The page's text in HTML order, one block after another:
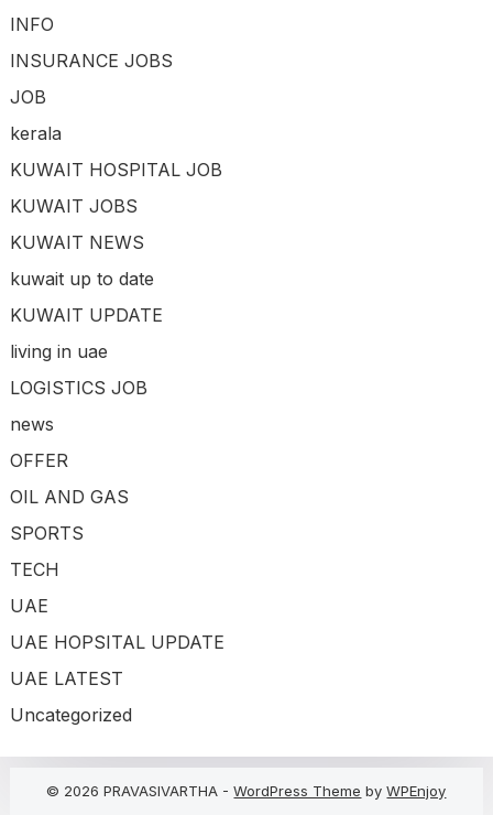
INFO
INSURANCE JOBS
JOB
kerala
KUWAIT HOSPITAL JOB
KUWAIT JOBS
KUWAIT NEWS
kuwait up to date
KUWAIT UPDATE
living in uae
LOGISTICS JOB
news
OFFER
OIL AND GAS
SPORTS
TECH
UAE
UAE HOPSITAL UPDATE
UAE LATEST
Uncategorized
© 2026 PRAVASIVARTHA -WordPress Theme byWPEnjoy